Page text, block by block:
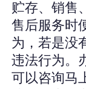
贮存、销售
售后服务时
为，若是没
违法行为。
可以咨询马